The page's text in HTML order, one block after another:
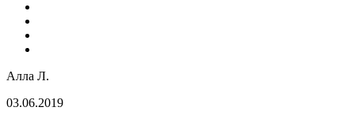
Алла Л.
03.06.2019